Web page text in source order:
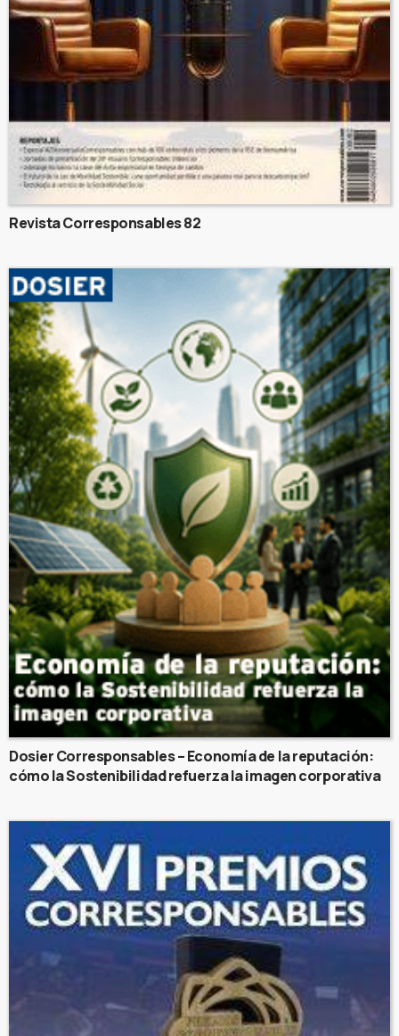
Revista Corresponsables 82
Dosier Corresponsables – Economía de la reputación:
cómo la Sostenibilidad refuerza la imagen corporativa